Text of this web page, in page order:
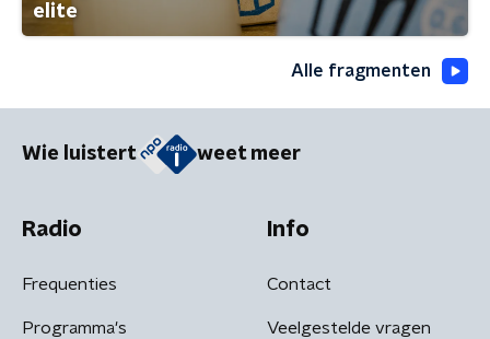
elite
Alle fragmenten
Wie luistert weet meer
Radio
Frequenties
Programma's
Info
Contact
Veelgestelde vragen